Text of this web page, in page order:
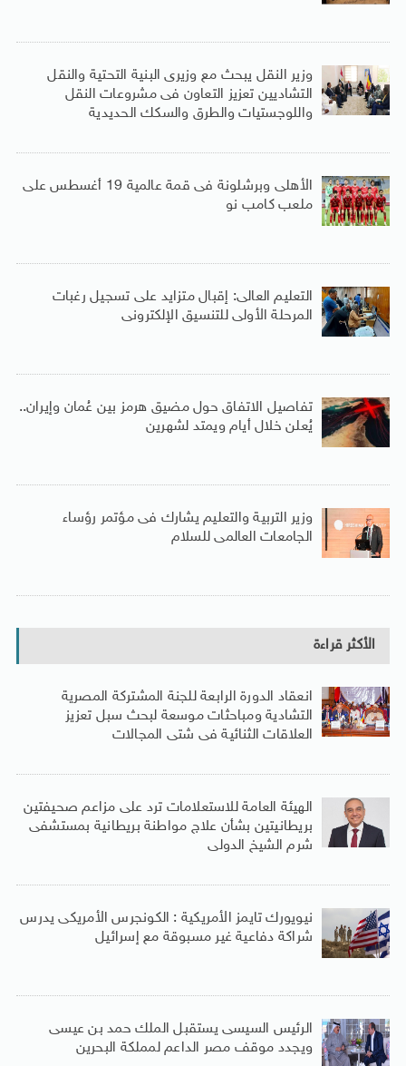
وزير النقل يبحث مع وزيرى البنية التحتية والنقل
التشاديين تعزيز التعاون فى مشروعات النقل
واللوجستيات والطرق والسكك الحديدية
الأهلى وبرشلونة فى قمة عالمية 19 أغسطس على
ملعب كامب نو
التعليم العالى: إقبال متزايد على تسجيل رغبات
المرحلة الأولى للتنسيق الإلكترونى
تفاصيل الاتفاق حول مضيق هرمز بين عُمان وإيران..
يُعلن خلال أيام ويمتد لشهرين
وزير التربية والتعليم يشارك فى مؤتمر رؤساء
الجامعات العالمى للسلام
الأكثر قراءة
انعقاد الدورة الرابعة للجنة المشتركة المصرية
التشادية ومباحثات موسعة لبحث سبل تعزيز
العلاقات الثنائية فى شتى المجالات
الهيئة العامة للاستعلامات ترد على مزاعم صحيفتين
بريطانيتين بشأن علاج مواطنة بريطانية بمستشفى
شرم الشيخ الدولى
نيويورك تايمز الأمريكية : الكونجرس الأمريكى يدرس
شراكة دفاعية غير مسبوقة مع إسرائيل
الرئيس السيسى يستقبل الملك حمد بن عيسى
ويجدد موقف مصر الداعم لمملكة البحرين